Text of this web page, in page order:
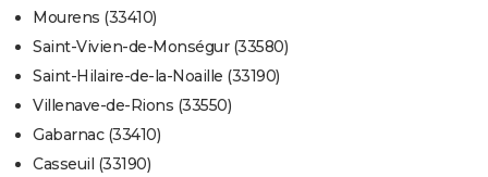
Mourens (33410)
Saint-Vivien-de-Monségur (33580)
Saint-Hilaire-de-la-Noaille (33190)
Villenave-de-Rions (33550)
Gabarnac (33410)
Casseuil (33190)